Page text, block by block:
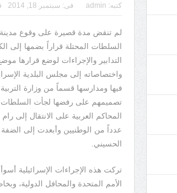
كتبه: admin فى: سبتمبر 18, 2014
السلطات المحتلة قراراً بضمها إلى
التدابير والإجراءات لوضع قرارها
واختصاصاته إلى مجلس البلدية
فيها ومدارسها قسماً من وزارة التربية
تصميمهم على رفضها لجأت السلطات
المحاكم العربية على الانتقال إلى
عدداً من الوطنيين وأبعدت إلى الضفة
الحسيني.
تركت هذه الإجراءات الإسرائيلية
الأمم المتحدة والمحافل الدولية،